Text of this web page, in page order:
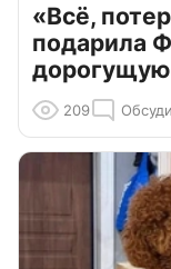
«Всё,
подарила
дорогущую
209